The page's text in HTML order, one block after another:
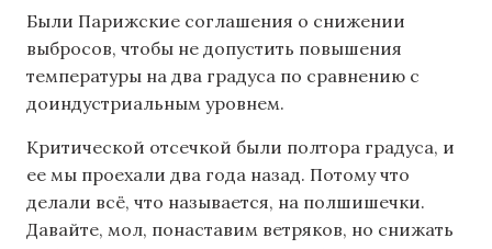
Были Парижские соглашения о снижении
выбросов, чтобы не допустить повышения
температуры на два градуса по сравнению с
доиндустриальным уровнем.
Критической отсечкой были полтора градуса, и
ее мы проехали два года назад. Потому что
делали всё, что называется, на полшишечки.
Давайте, мол, понаставим ветряков, но снижать